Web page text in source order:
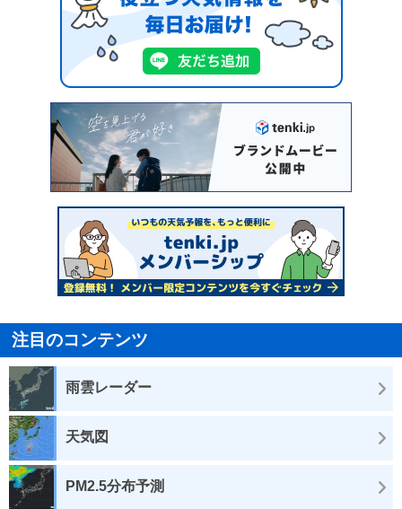
注目のコンテンツ
雨雲レーダー
天気図
PM2.5分布予測